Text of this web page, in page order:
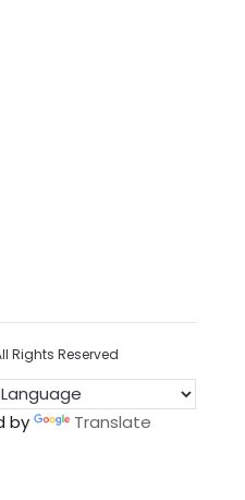
Rights Reserved
by Translate